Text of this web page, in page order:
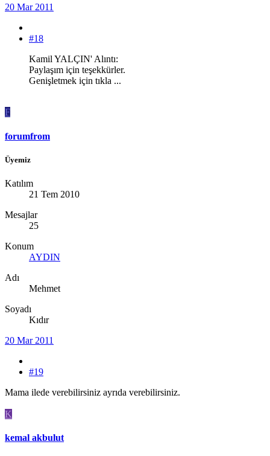
20 Mar 2011
#18
Kamil YALÇIN' Alıntı:
Paylaşım için teşekkürler.
Genişletmek için tıkla ...
F
forumfrom
Üyemiz
Katılım
21 Tem 2010
Mesajlar
25
Konum
AYDIN
Adı
Mehmet
Soyadı
Kıdır
20 Mar 2011
#19
Mama ilede verebilirsiniz ayrıda verebilirsiniz.
K
kemal akbulut